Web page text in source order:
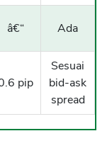
â€“ Ada
pip
Sesuai
bid-ask
spread